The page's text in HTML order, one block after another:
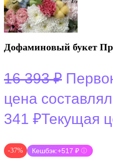
Дофаминовый букет
16 393₽
цена
341 ₽Текущая
-37% Кешбэк:+517 ₽ ⓘ